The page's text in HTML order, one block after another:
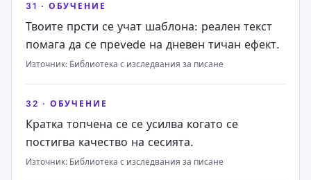
31 · ОБУЧЕНИЕ
Твоите прсти се учат шаблона: реален текст
помага да се преvedе на дневен тичан ефект.
Източник: Библиотека с изследвания за писане
32 · ОБУЧЕНИЕ
Кратка топчена се се усилва когато се
постигва качество на сесията.
Източник: Библиотека с изследвания за писане